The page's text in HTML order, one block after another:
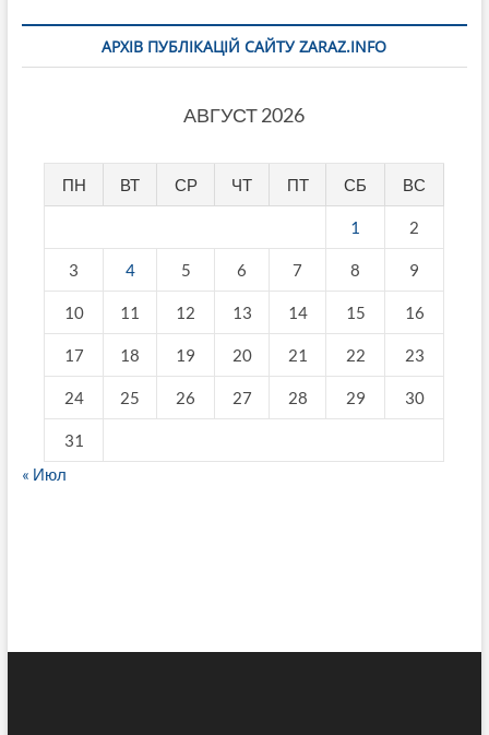
АРХІВ ПУБЛІКАЦІЙ САЙТУ ZARAZ.INFO
АВГУСТ 2026
ПН ВТ СР ЧТ ПТ СБ ВС
1 2
3 4 5 6 7 8 9
10 11 12 13 14 15 16
17 18 19 20 21 22 23
24 25 26 27 28 29 30
31
« Июл